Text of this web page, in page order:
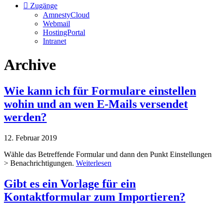
Zugänge
AmnestyCloud
Webmail
HostingPortal
Intranet
Archive
Wie kann ich für Formulare einstellen
wohin und an wen E-Mails versendet
werden?
12. Februar 2019
Wähle das Betreffende Formular und dann den Punkt Einstellungen
> Benachrichtigungen. Weiterlesen
Gibt es ein Vorlage für ein
Kontaktformular zum Importieren?